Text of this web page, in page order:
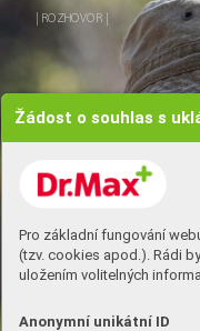
Žádost o souhlas s
Pro základní fungování
(tzv. cookies apod.). Rádi
uložením volitelných
Anonymní unikátní ID
ROZHOVOR |